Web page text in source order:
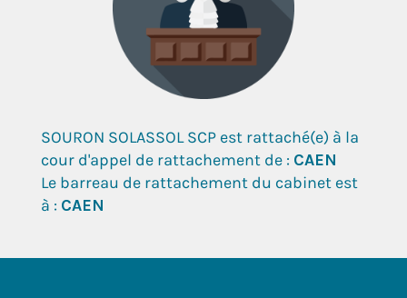
SOURON SOLASSOL SCP est rattaché(e) à la
cour d'appel de rattachement de : CAEN
Le barreau de rattachement du cabinet est
à : CAEN